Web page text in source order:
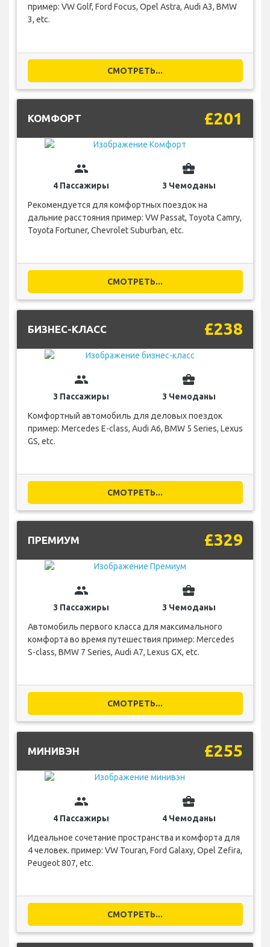
пример: VW Golf, Ford Focus, Opel Astra, Audi A3, BMW
3, etc.
СМОТРЕТЬ...
КОМФОРТ £201
group
4 Пассажиры
business_center
3 Чемоданы
Рекомендуется для комфортных поездок на
дальние расстояния пример: VW Passat, Toyota Camry,
Toyota Fortuner, Chevrolet Suburban, etc.
СМОТРЕТЬ...
БИЗНЕС-КЛАСС £238
group
3 Пассажиры
business_center
3 Чемоданы
Комфортный автомобиль для деловых поездок
пример: Mercedes E-class, Audi A6, BMW 5 Series, Lexus
GS, etc.
СМОТРЕТЬ...
ПРЕМИУМ £329
group
3 Пассажиры
business_center
3 Чемоданы
Автомобиль первого класса для максимального
комфорта во время путешествия пример: Mercedes
S-class, BMW 7 Series, Audi A7, Lexus GX, etc.
СМОТРЕТЬ...
МИНИВЭН £255
group
4 Пассажиры
business_center
4 Чемоданы
Идеальное сочетание пространства и комфорта для
4 человек. пример: VW Touran, Ford Galaxy, Opel Zefira,
Peugeot 807, etc.
СМОТРЕТЬ...